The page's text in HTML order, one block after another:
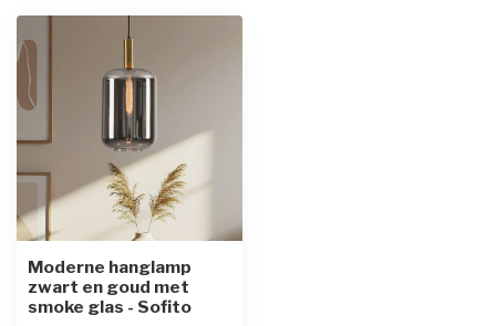
Moderne hanglamp
zwart en goud met
smoke glas - Sofito